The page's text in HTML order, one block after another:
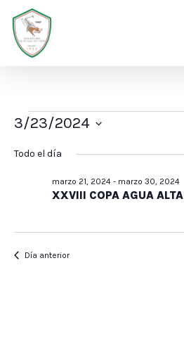
Skip
main
Eventos
en
marzo
3/23/2024
Selecciona
Todo el día
XXVIII COPA AGUA ALTA
marzo 21, 2024- marzo 30, 2024
Día anterior